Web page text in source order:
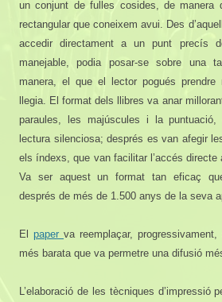
un conjunt de fulles cosides, de manera
rectangular que coneixem avui. Des
accedir directament a un punt precís
manejable, podia posar-se sobre una
manera, el que el lector pogués prendre
llegia. El format dels llibres va anar
paraules, les majúscules i la
lectura silenciosa; després es van afegir
els índexs, que van facilitar l’accés directe
Va ser aquest un format tan eficaç
després de més de 1.500 anys de la seva
El paper va reemplaçar,
més barata que va permetre una difusió
L’elaboració de les tècniques d’impressió